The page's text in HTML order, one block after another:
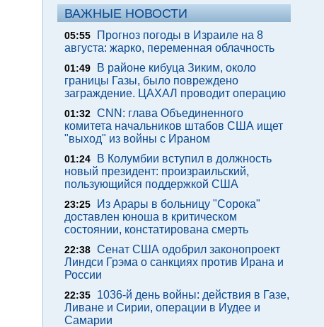
ВАЖНЫЕ НОВОСТИ
05:55
Прогноз погоды в Израиле на 8
августа: жарко, переменная облачность
01:49
В районе кибуца Зиким, около
границы Газы, было повреждено
заграждение. ЦАХАЛ проводит операцию
01:32 CNN: глава Объединенного
комитета начальников штабов США ищет
"выход" из войны с Ираном
01:24
В Колумбии вступил в должность
новый президент: произраильский,
пользующийся поддержкой США
23:25
Из Арары в больницу "Сорока"
доставлен юноша в критическом
состоянии, констатирована смерть
22:38 Сенат США одобрил законопроект
Линдси Грэма о санкциях против Ирана и
России
22:35
1036-й день войны: действия в Газе,
Ливане и Сирии, операции в Иудее и
Самарии